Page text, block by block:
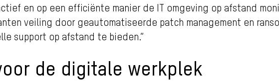
en op een efficiënte manier de IT omgeving op afstand
veiling door geautomatiseerde patch management en
support op afstand te bieden.”
de digitale werkplek